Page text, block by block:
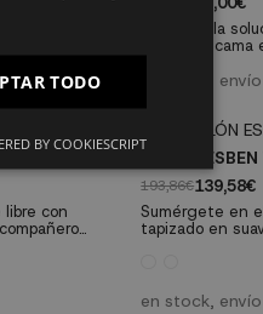
estilo y
descanso
de
74 cm-
Tenemos la
asiento o
articulada que
dormitorio, la
salón.
cama
en stock,
con
metal y
SILLÓN
193,86€139,58€
Sumérgete en
tapizado en
en stock,
TODO
BY COOKIESCRIPT